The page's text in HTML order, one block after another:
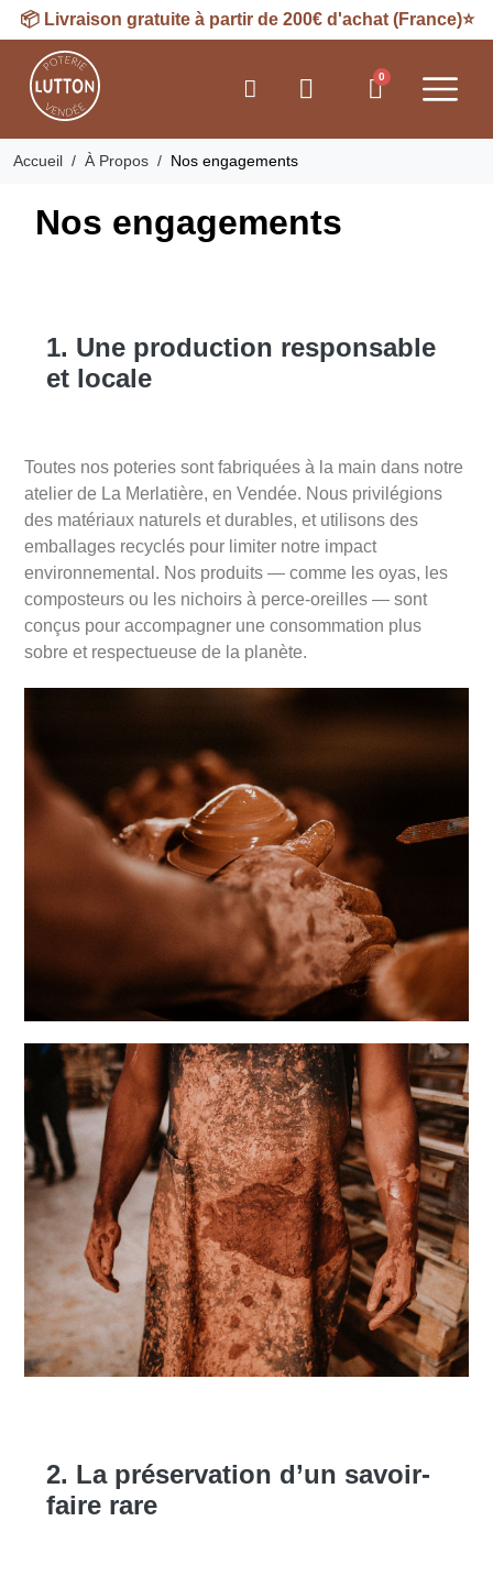
📦 Livraison gratuite à partir de 200€ d'achat (France)⭐
Accueil À Propos Nos engagements
Nos engagements
1. Une production responsable
et locale
Toutes nos poteries sont fabriquées à la main dans notre
atelier de La Merlatière, en Vendée. Nous privilégions
des matériaux naturels et durables, et utilisons des
emballages recyclés pour limiter notre impact
environnemental. Nos produits — comme les oyas, les
composteurs ou les nichoirs à perce-oreilles — sont
conçus pour accompagner une consommation plus
sobre et respectueuse de la planète.
2. La préservation d’un savoir-
faire rare